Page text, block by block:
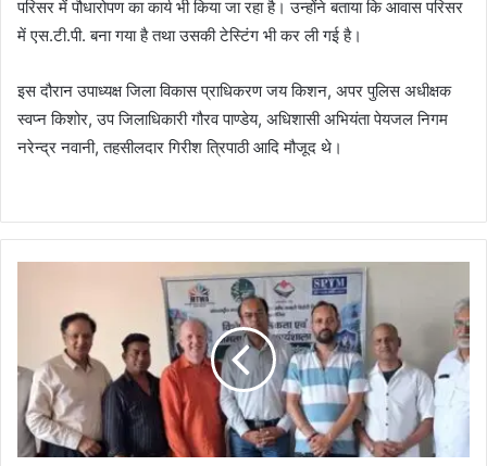
परिसर में पौधारोपण का कार्य भी किया जा रहा है। उन्होंने बताया कि आवास परिसर
में एस.टी.पी. बना गया है तथा उसकी टेस्टिंग भी कर ली गई है।
इस दौरान उपाध्यक्ष जिला विकास प्राधिकरण जय किशन, अपर पुलिस अधीक्षक
स्वप्न किशोर, उप जिलाधिकारी गौरव पाण्डेय, अधिशासी अभियंता पेयजल निगम
नरेन्द्र नवानी, तहसीलदार गिरीश त्रिपाठी आदि मौजूद थे।